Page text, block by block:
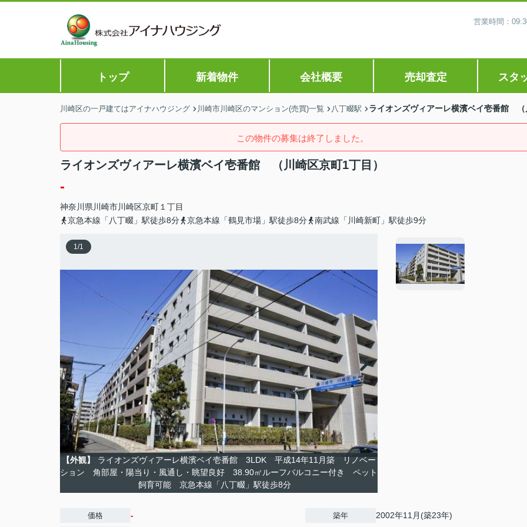
営業時間：
トップ 新着物件 会社概要 売却査定 スタ
川崎区の一戸建てはアイナハウジング 川崎市川崎区のマンション(売買)一覧 八丁畷駅 ライオンズヴィアーレ横濱ベイ壱番館 （
この物件の募集は終了しました。
ライオンズヴィアーレ横濱ベイ壱番館 （川崎区京町1丁目）
-
神奈川県 川崎市川崎区京町 １丁目
京急本線「八丁畷」駅徒歩8分
京急本線「鶴見市場」駅徒歩8分 南武線「川崎新町」駅徒歩9分
1/1
【外観】
ライオンズヴィアーレ横濱ベイ壱番館 3LDK 平成14年11月築 リノベー
ション 角部屋・陽当り・風通し・眺望良好 38.90㎡ルーフバルコニー付き ペット
飼育可能 京急本線「八丁畷」駅徒歩8分
価格 - 築年 2002年11月(築23年)